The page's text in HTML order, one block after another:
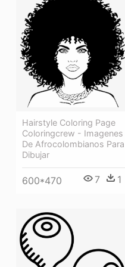
Hairstyle Coloring Page
Coloringcrew - Imagenes
De Afrocolombianos Para
Dibujar
600*470 7 1